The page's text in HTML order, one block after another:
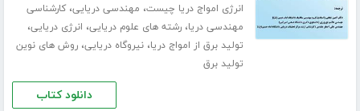
انرژی امواج دریا چیست، مهندسی دریایی،کارشناسی
مهندسی دریا،رشته های علوم دریایی، انرژی دریایی،
تولید برق از امواج دریا،نیروگاه دریایی،روش های نوین
تولید برق
دانلود کتاب